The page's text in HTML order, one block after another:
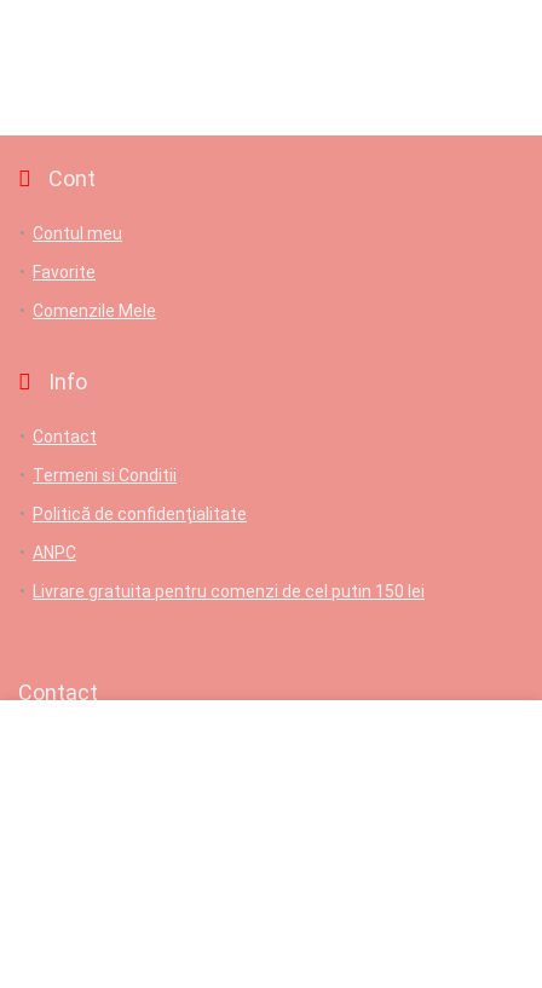
Cont
Contul meu
Favorite
Comenzile Mele
Info
Contact
Termeni si Conditii
Politică de confidențialitate
ANPC
Livrare gratuita pentru comenzi de cel putin 150 lei
Contact